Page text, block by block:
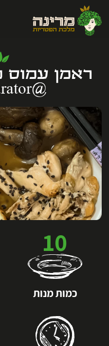
ראמן עמוס
@meatcurator
10
כמות מנות